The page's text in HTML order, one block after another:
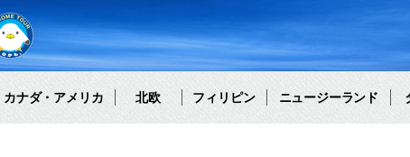
カナダ・アメリカ 北欧 フィリピン ニュージーランド